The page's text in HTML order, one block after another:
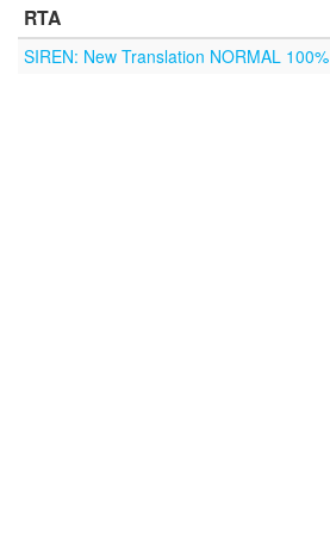
RTA
SIREN: New Translation NORMAL 100%